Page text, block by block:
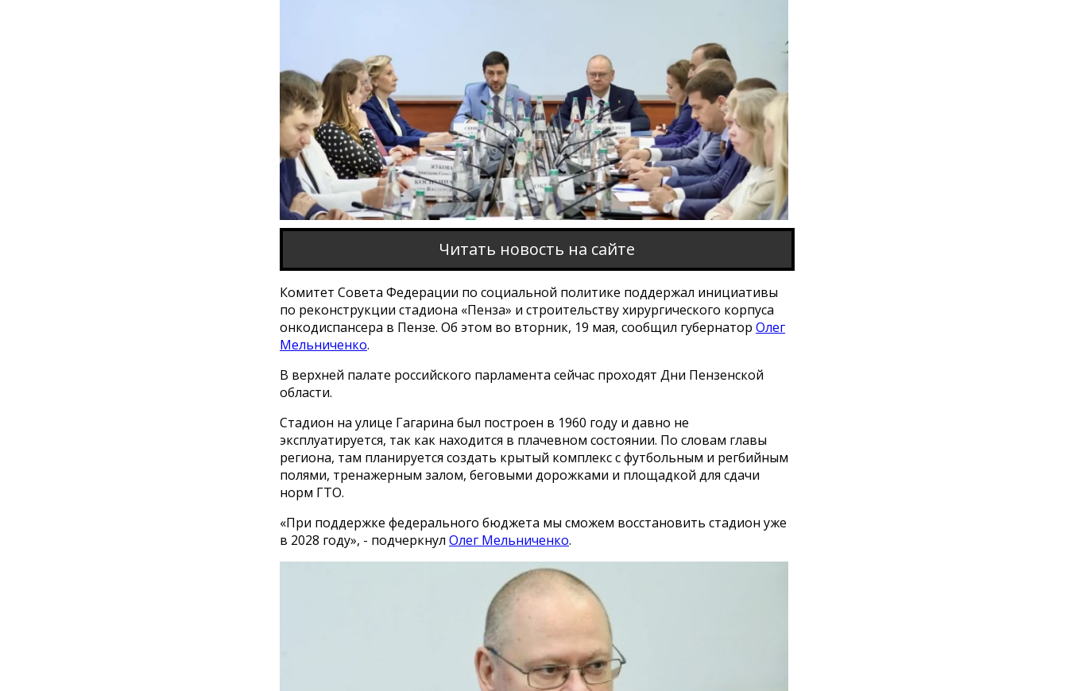
Читать новость на сайте
Комитет Совета Федерации по социальной политике поддержал инициативы
по реконструкции стадиона «Пенза» и строительству хирургического корпуса
онкодиспансера в Пензе. Об этом во вторник, 19 мая, сообщил губернатор Олег
Мельниченко.
В верхней палате российского парламента сейчас проходят Дни Пензенской
области.
Стадион на улице Гагарина был построен в 1960 году и давно не
эксплуатируется, так как находится в плачевном состоянии. По словам главы
региона, там планируется создать крытый комплекс с футбольным и регбийным
полями, тренажерным залом, беговыми дорожками и площадкой для сдачи
норм ГТО.
«При поддержке федерального бюджета мы сможем восстановить стадион уже
в 2028 году», - подчеркнул Олег Мельниченко.